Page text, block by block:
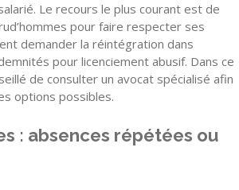
Le recours le plus courant est de
pour faire respecter ses
demander la réintégration dans
pour licenciement abusif. Dans ce
de consulter un avocat spécialisé afin
options possibles.
: absences répétées ou